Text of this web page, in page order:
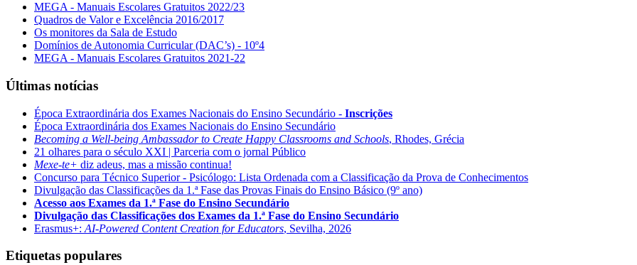
MEGA - Manuais Escolares Gratuitos 2022/23
Quadros de Valor e Excelência 2016/2017
Os monitores da Sala de Estudo
Domínios de Autonomia Curricular (DAC’s) - 10º4
MEGA - Manuais Escolares Gratuitos 2021-22
Últimas notícias
Época Extraordinária dos Exames Nacionais do Ensino Secundário - Inscrições
Época Extraordinária dos Exames Nacionais do Ensino Secundário
Becoming a Well-being Ambassador to Create Happy Classrooms and Schools, Rhodes, Grécia
21 olhares para o século XXI | Parceria com o jornal Público
Mexe-te+ diz adeus, mas a missão continua!
Concurso para Técnico Superior - Psicólogo: Lista Ordenada com a Classificação da Prova de Conhecimentos
Divulgação das Classificações da 1.ª Fase das Provas Finais do Ensino Básico (9º ano)
Acesso aos Exames da 1.ª Fase do Ensino Secundário
Divulgação das Classificações dos Exames da 1.ª Fase do Ensino Secundário
Erasmus+: AI-Powered Content Creation for Educators, Sevilha, 2026
Etiquetas populares